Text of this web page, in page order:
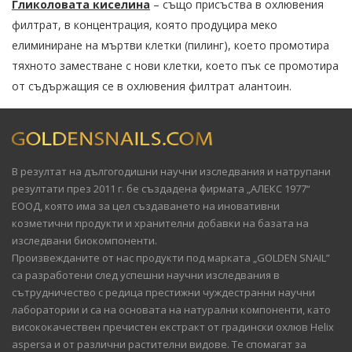
Гликоловата киселина – също присъства в охлювения
филтрат, в концентрация, която продуцира меко
елиминиране на мъртви клетки (пилинг), което промотира
тяхното заместване с нови клетки, което пък се промотира
от съдържащия се в охлювения филтрат алантоин.
В резултат на дългогодишни научни изследвания и натрупани
резултати през 2011 г. бе създадена фирмата „АЛЕКС 1977“
ЕООД, която има за цел създаването на иновативни
козметични продукти и хранителни добавки на базата на
изследвани биокомпоненти.
Произвежданите от нас продукти под марката „GOLDEN SNAIL”
са разработени след успешни научни изследвания в
сътрудничество с редица престижни чуждестранни научни
лаборатории и са на основата на натурални компоненти, като
висококачествен пречистен екстракт от градински охлюв Helix
aspersa и от различни растителни видове. Те спомагат за